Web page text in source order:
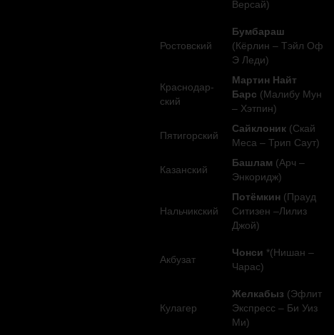
Версай)
Ростовский
Бумбараш
(Кёрлин – Тэйл Оф
Э Леди)
Краснодар-
ский
Мартин Найт
Барс (Малибу Мун
– Хэтпин)
Пятигорский
Сайклоник (Скай
Меса – Трип Саут)
Казанский
Башлам (Арч –
Энкоридж)
Нальчикский
Потёмкин (Прауд
Ситизен –Лилиз
Джой)
Акбузат
Чонси *(Нишан –
Чарас)
Кулагер
Желкабыз (Эфлит
Экспресс – Би Уиз
Ми)